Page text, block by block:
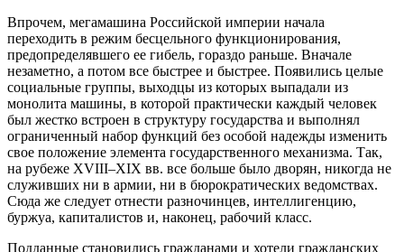
Впрочем, мегамашина Российской империи начала
переходить в режим бесцельного функционирования,
предопределявшего ее гибель, гораздо раньше. Вначале
незаметно, а потом все быстрее и быстрее. Появились целые
социальные группы, выходцы из которых выпадали из
монолита машины, в которой практически каждый человек
был жестко встроен в структуру государства и выполнял
ограниченный набор функций без особой надежды изменить
свое положение элемента государственного механизма. Так,
на рубеже XVIII–XIX вв. все больше было дворян, никогда не
служивших ни в армии, ни в бюрократических ведомствах.
Сюда же следует отнести разночинцев, интеллигенцию,
буржуа, капиталистов и, наконец, рабочий класс.
Подданные становились гражданами и хотели гражданских